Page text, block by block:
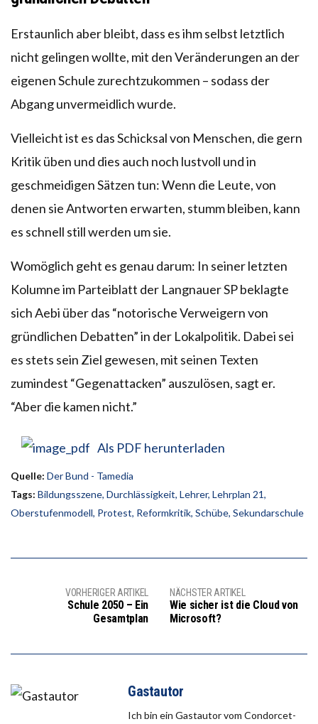
Erstaunlich aber bleibt, dass es ihm selbst letztlich
nicht gelingen wollte, mit den Veränderungen an der
eigenen Schule zurechtzukommen – sodass der
Abgang unvermeidlich wurde.
Vielleicht ist es das Schicksal von Menschen, die gern
Kritik üben und dies auch noch lustvoll und in
geschmeidigen Sätzen tun: Wenn die Leute, von
denen sie Antworten erwarten, stumm bleiben, kann
es schnell still werden um sie.
Womöglich geht es genau darum: In seiner letzten
Kolumne im Parteiblatt der Langnauer SP beklagte
sich Aebi über das “notorische Verweigern von
gründlichen Debatten” in der Lokalpolitik. Dabei sei
es stets sein Ziel gewesen, mit seinen Texten
zumindest “Gegenattacken” auszulösen, sagt er.
“Aber die kamen nicht.”
Als PDF herunterladen
Quelle: Der Bund - Tamedia
Tags: Bildungsszene, Durchlässigkeit, Lehrer, Lehrplan 21,
Oberstufenmodell, Protest, Reformkritik, Schübe, Sekundarschule
VORHERIGER ARTIKEL
Schule 2050 – Ein
Gesamtplan
NÄCHSTER ARTIKEL
Wie sicher ist die Cloud von
Microsoft?
Gastautor
Ich bin ein Gastautor vom Condorcet-